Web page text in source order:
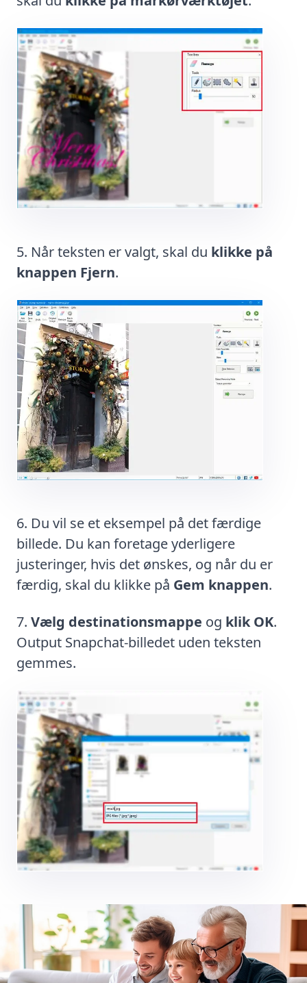
Når teksten er valgt, skal du klikke på
knappen Fjern.
Du vil se et eksempel på det færdige
billede. Du kan foretage yderligere
justeringer, hvis det ønskes, og når du er
færdig, skal du klikke på Gem knappen.
Vælg destinationsmappe og klik OK.
Output Snapchat-billedet uden teksten
gemmes.